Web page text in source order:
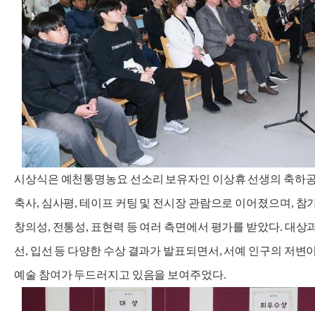
시상식은 예천통명농요 선소리 보유자인 이상휴 선생의 축하
축사, 심사평, 테이프 커팅 및 전시장 관람으로 이어졌으며, 참
창의성, 전통성, 표현력 등 여러 측면에서 평가를 받았다. 대상
선, 입선 등 다양한 수상 결과가 발표되면서, 서예 인구의 저변
예술 참여가 두드러지고 있음을 보여주었다.